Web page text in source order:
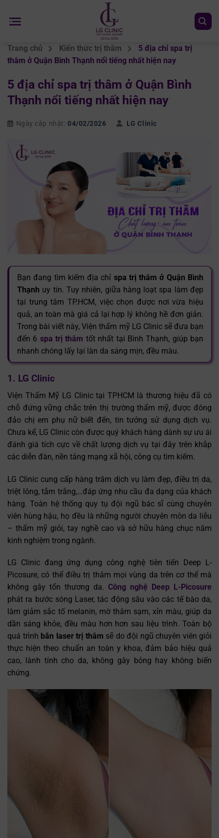
đến
Trang chủ Kiến thức trị thâm
5 địa chỉ spa trị
thâm ở Quận Bình Thạnh nổi tiếng nhất hiện nay
5 địa chỉ spa trị thâm ở Quận Bình
Thạnh nổi tiếng nhất hiện nay
Ngày cập nhật: 04/02/2026 LG Clinic
Bạn đang tìm kiếm địa chỉ spa trị thâm ở Quận Bình
Thạnh uy tín. Tuy nhiên, giữa hàng loạt spa làm đẹp
tại trung tâm TP.HCM, việc chọn được nơi vừa hiệu
quả, an toàn mà giá cả lại hợp lý không hề đơn giản.
Trong bài viết này, Viện thẩm mỹ LG Clinic sẽ đưa bạn
đến 6 spa trị thâm tốt nhất tại Bình Thạnh, giúp bạn
nhanh chóng lấy lại làn da sáng mịn, đều màu.
1. LG Clinic
Viện Thẩm Mỹ LG Clinic tại TPHCM là thương hiệu đã có
chỗ đứng vững chắc trên thị trường thẩm mỹ, được đông
đảo chị em phụ nữ biết đến, tin tưởng sử dụng dịch vụ.
Chưa kể, LG Clinic còn được quý khách hàng dành sự ưu ái
đánh giá tích cực về chất lượng dịch vụ tại đây trên khắp
các diễn đàn, nền tảng mạng xã hội, công cụ tìm kiếm.
LG Clinic cung cấp hàng trăm dịch vụ làm đẹp, điều trị da,
triệt lông, tắm trắng,…đáp ứng nhu cầu đa dạng của khách
hàng. Toàn hệ thống quy tụ đội ngũ bác sĩ cùng chuyên
viên hùng hậu, họ đều là những người chuyên môn da liễu
– thẩm mỹ giỏi, tay nghề cao và sở hữu hàng chục năm
kinh nghiệm trong ngành.
LG Clinic đang ứng dụng công nghệ tiên tiến Deep L-
Picosure, có thể điều trị thâm mọi vùng da trên cơ thể mà
không gây tổn thương da. Công nghệ Deep L-Picosure
phát ra bước sóng Laser, tác động sâu vào các tế bào da,
làm giảm sắc tố melanin, mờ thâm sạm, xỉn màu, giúp da
dần sáng khỏe, đều màu hơn hơn sau liệu trình. Toàn bộ
quá trình bắn laser trị thâm sẽ do đội ngũ chuyên viên giỏi
thực hiện theo chuẩn an toàn y khoa, đảm bảo hiệu quả
cao, lành tính cho da, không gây bỏng hay không biến
chứng.